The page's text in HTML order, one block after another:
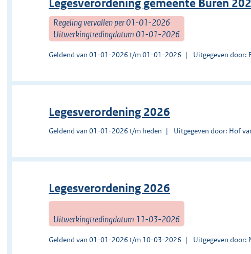
Legesverordening gemeente Buren
Regeling vervallen per 01-01-2026
Uitwerkingtredingdatum 01-01-2026
Geldend van 01-01-2026 t/m 01-01-2026 Uitgegeven door:
Legesverordening 2026
Geldend van 01-01-2026 t/m heden Uitgegeven door: Hof
Legesverordening 2026
Uitwerkingtredingdatum 11-03-2026
Geldend van 01-01-2026 t/m 10-03-2026 Uitgegeven door: